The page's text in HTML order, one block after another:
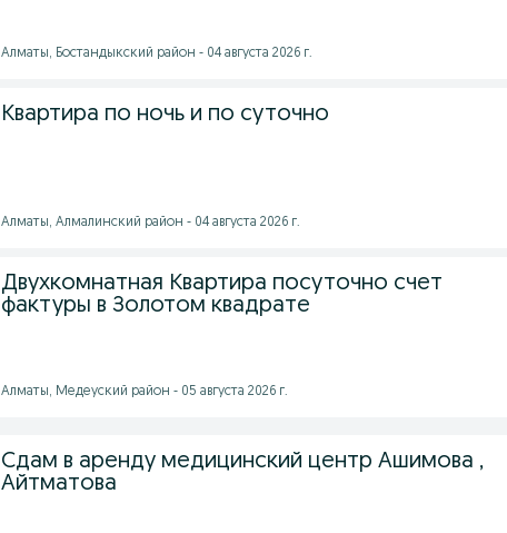
Алматы, Бостандыкский район - 04 августа 2026 г.
Квартира по ночь и по суточно
Алматы, Алмалинский район - 04 августа 2026 г.
Двухкомнатная Квартира посуточно счет
фактуры в Золотом квадрате
Алматы, Медеуский район - 05 августа 2026 г.
Сдам в аренду медицинский центр Ашимова ,
Айтматова